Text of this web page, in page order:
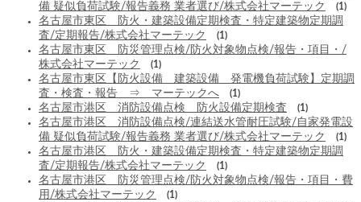
備 疑似負荷試験/報告義務 業者選び/株式会社マーテック
(1)
名古屋市東区 防火・建築設備定期検査・特定建築物定期調
査/定期報告/株式会社マーテック
(1)
名古屋市東区 防災管理点検/防火対象物点検/報告・項目・/
株式会社マーテック
(1)
名古屋市東区【防火設備 建築設備 発電機負荷試験】定期調
査・検査・報告 ⇒ マーテックへ
(1)
名古屋市港区 消防設備点検 防火設備定期検査 (1)
名古屋市港区 消防設備点検/連結送水管耐圧試験/自家発電設
備 疑似負荷試験/報告義務 業者選び/株式会社マーテック
(1)
名古屋市港区 防火・建築設備定期検査・特定建築物定期調
査/定期報告/株式会社マーテック
(1)
名古屋市港区 防災管理点検/防火対象物点検/報告・項目・費
用/株式会社マーテック
(1)